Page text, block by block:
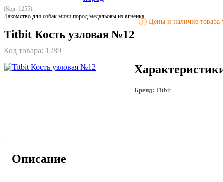
(Код: 1255)
Лакомство для собак мини пород медальоны из ягненка
! Цены и наличие товара
Titbit Кость узловая №12
Код товара: 1289
Бренд: Titbit
Описание